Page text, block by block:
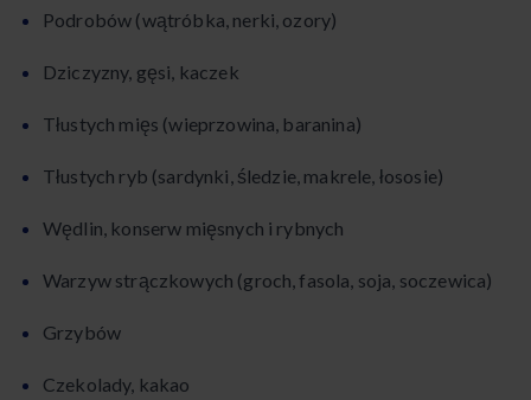
Podrobów (wątróbka, nerki, ozory)
Dziczyzny, gęsi, kaczek
Tłustych mięs (wieprzowina, baranina)
Tłustych ryb (sardynki, śledzie, makrele, łososie)
Wędlin, konserw mięsnych i rybnych
Warzyw strączkowych (groch, fasola, soja, soczewica)
Grzybów
Czekolady, kakao